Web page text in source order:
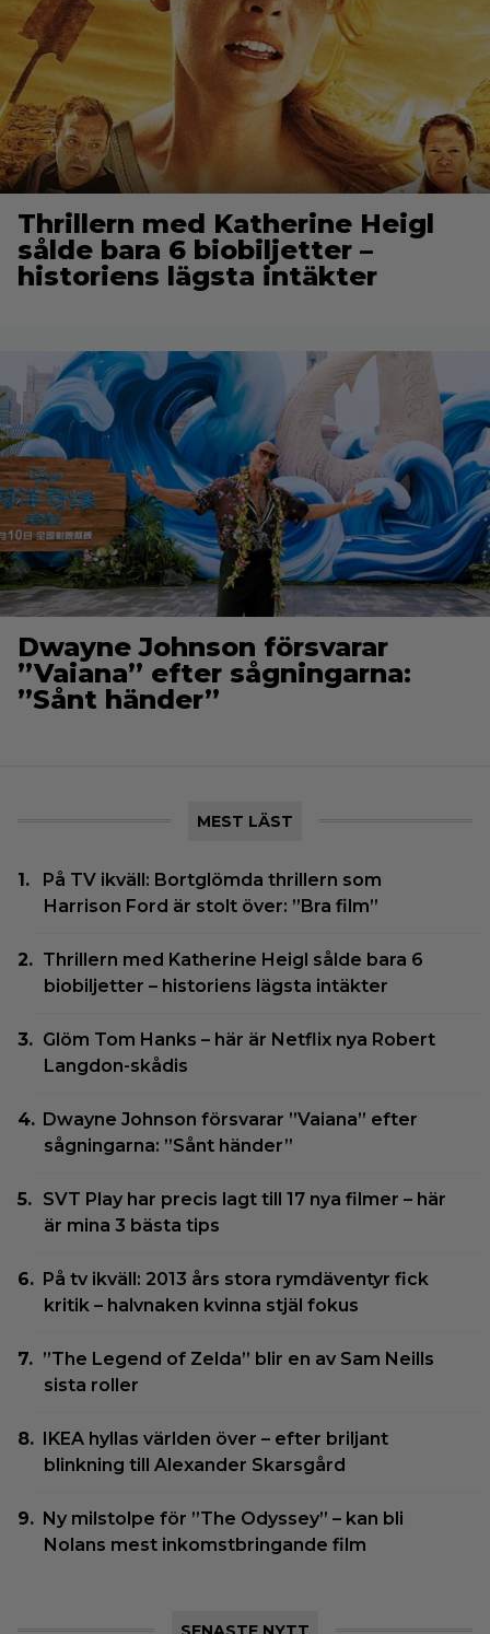
Thrillern med Katherine Heigl
sålde bara 6 biobiljetter –
historiens lägsta intäkter
Dwayne Johnson försvarar
”Vaiana” efter sågningarna:
”Sånt händer”
MEST LÄST
På TV ikväll: Bortglömda thrillern som
Harrison Ford är stolt över: ”Bra film”
Thrillern med Katherine Heigl sålde bara 6
biobiljetter – historiens lägsta intäkter
Glöm Tom Hanks – här är Netflix nya Robert
Langdon-skådis
Dwayne Johnson försvarar ”Vaiana” efter
sågningarna: ”Sånt händer”
SVT Play har precis lagt till 17 nya filmer – här
är mina 3 bästa tips
På tv ikväll: 2013 års stora rymdäventyr fick
kritik – halvnaken kvinna stjäl fokus
”The Legend of Zelda” blir en av Sam Neills
sista roller
IKEA hyllas världen över – efter briljant
blinkning till Alexander Skarsgård
Ny milstolpe för ”The Odyssey” – kan bli
Nolans mest inkomstbringande film